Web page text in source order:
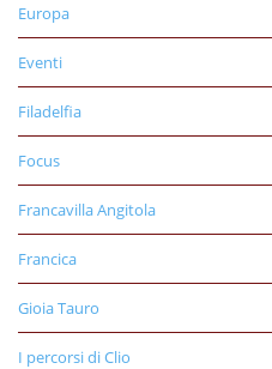
Europa
Eventi
Filadelfia
Focus
Francavilla Angitola
Francica
Gioia Tauro
I percorsi di Clio